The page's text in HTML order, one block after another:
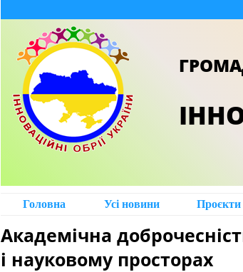
Головна Усі новини Проєкти
Академічна
і науковому просторах